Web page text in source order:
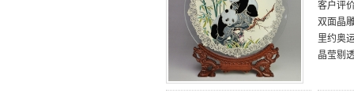
客户评
双面晶
里约奥
晶莹剔